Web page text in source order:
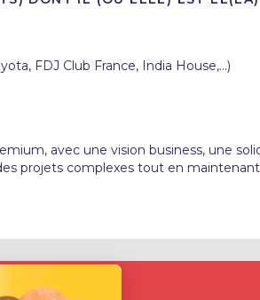
FDJ Club France, India House,...)
avec une vision business, une
projets complexes tout en maintenant